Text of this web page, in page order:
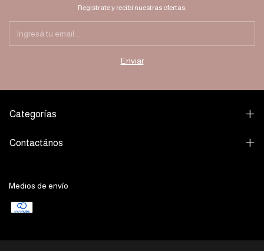
Registrate y recibí nuestras ofertas.
Categorías
Contactános
Medios de envío